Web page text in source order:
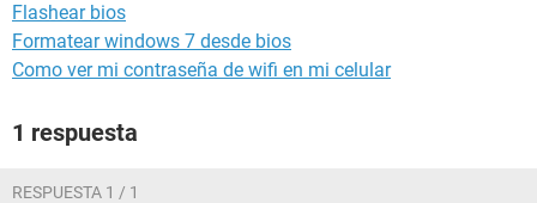
Flashear bios
Formatear windows 7 desde bios
Como ver mi contraseña de wifi en mi celular
1 respuesta
RESPUESTA 1 / 1